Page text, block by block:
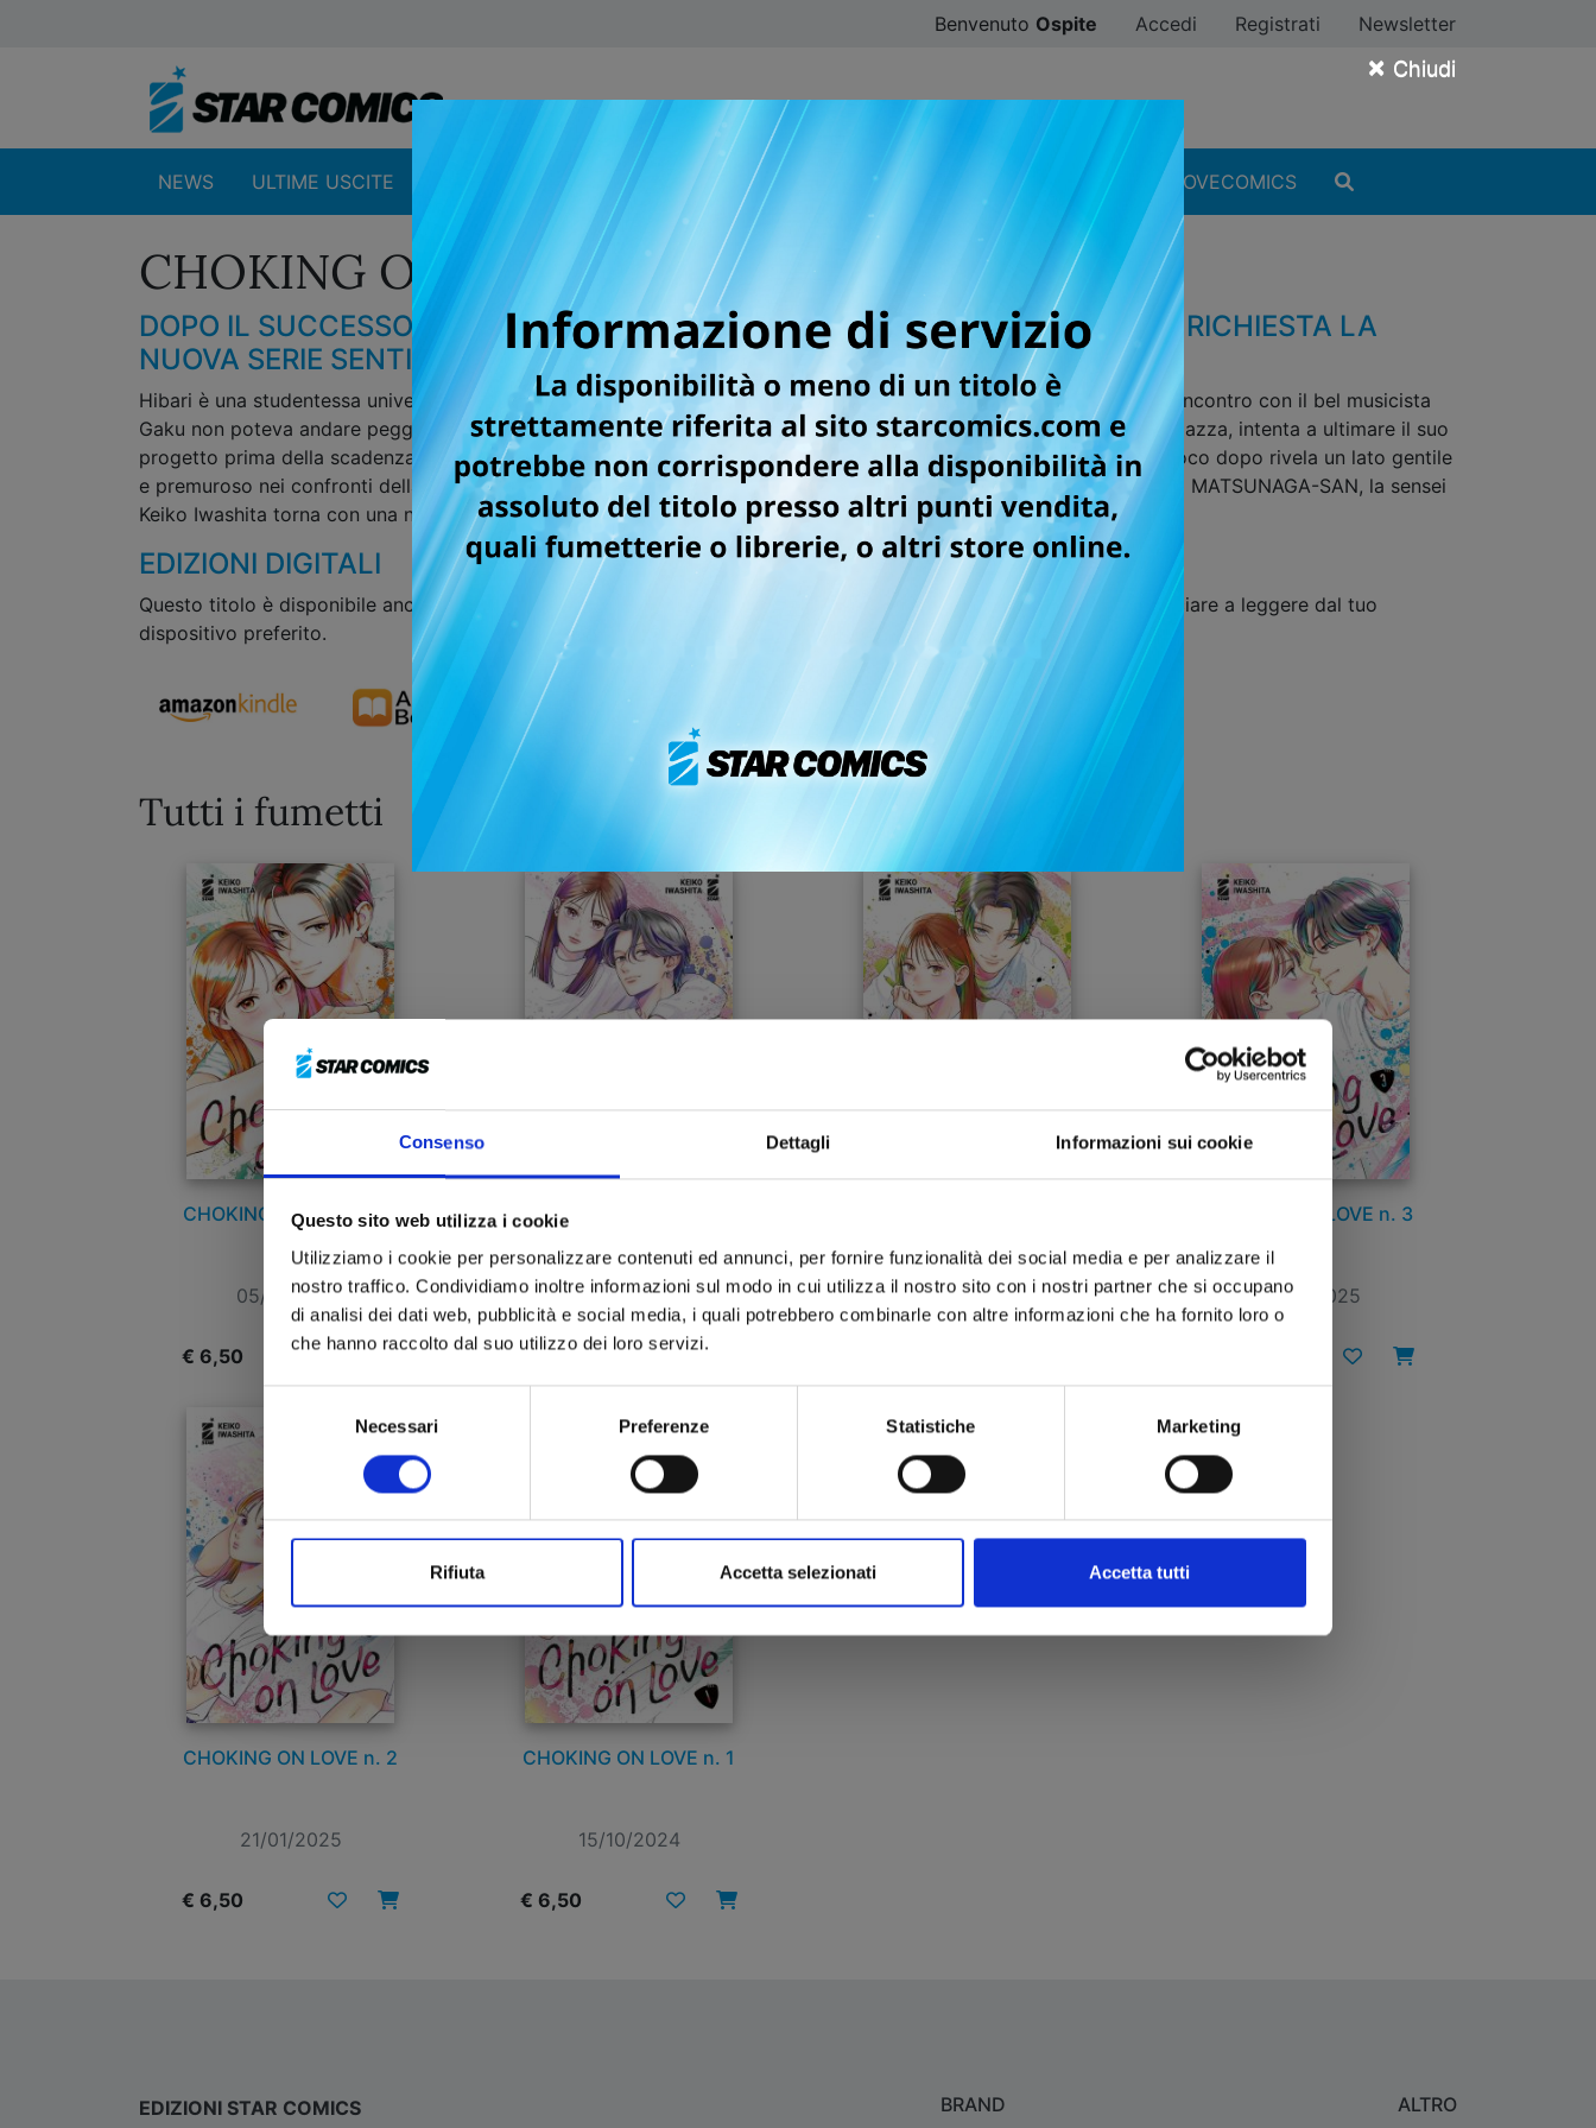
Consenso Dettagli Informazioni sui cookie
Questo sito web utilizza i cookie
Utilizziamo i cookie per personalizzare contenuti ed annunci, per fornire funzionalità dei social media e per analizzare il
nostro traffico. Condividiamo inoltre informazioni sul modo in cui utilizza il nostro sito con i nostri partner che si occupano
di analisi dei dati web, pubblicità e social media, i quali potrebbero combinarle con altre informazioni che ha fornito loro o
che hanno raccolto dal suo utilizzo dei loro servizi.
Necessari Preferenze Statistiche Marketing
Rifiuta Accetta selezionati Accetta tutti
× Chiudi
Benvenuto Ospite Accedi Registrati Newsletter
NEWS ULTIME USCITE CATALOGO SFOGLIA ONLINE DIGISTAR #ILOVEMANGA #ILOVECOMICS
CHOKING ON LOVE
DOPO IL SUCCESSO DI LIVING-ROOM MATSUNAGA-SAN, ARRIVA A GRANDE RICHIESTA LA
NUOVA SERIE SENTIMENTALE FIRMATA KEIKO IWASHITA!
Hibari è una studentessa universitaria, appassionata di design e si dà da fare tra studio e lavoro part-time. Il primo incontro con il bel musicista
Gaku non poteva andare peggio! Quest'ultimo finisce per versare accidentalmente dell'acqua sul computer della ragazza, intenta a ultimare il suo
progetto prima della scadenza, facendola andare su tutte le furie! All'inizio Gaku sembra freddo e distaccato, ma poco dopo rivela un lato gentile
e premuroso nei confronti della ragazza... Come si evolverà il rapporto tra i due? Dopo il successo di LIVING-ROOM MATSUNAGA-SAN, la sensei
Keiko Iwashita torna con una nuova serie sentimentale, pronta a fare breccia nel cuore dei lettori!
EDIZIONI DIGITALI
Questo titolo è disponibile anche in formato ebook! Ti basta scegliere uno degli store in cui fare l'acquisto e cominciare a leggere dal tuo
dispositivo preferito.
Tutti i fumetti
CHOKING ON LOVE n. 6
05/05/2026
€ 6,50
CHOKING ON LOVE n. 5
14/10/2025
€ 6,50
15/07/2025
CHOKING ON LOVE n. 3
08/04/2025
CHOKING ON LOVE n. 2
21/01/2025
€ 6,50
CHOKING ON LOVE n. 1
15/10/2024
€ 6,50
EDIZIONI STAR COMICS BRAND ALTRO